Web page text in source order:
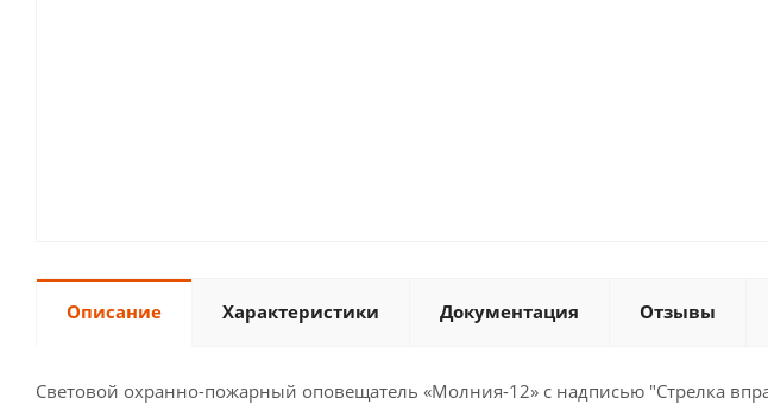
Описание Характеристики Документация Отзывы
Световой охранно-пожарный оповещатель «Молния-12» с надписью "Стрелка